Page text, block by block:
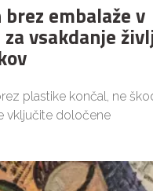
embalaže v
vsakdanje
plastike končal, ne
vključite določene